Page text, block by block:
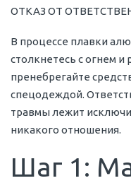
ОТКАЗ ОТ
В процессе плавки
столкнетесь с огнем
пренебрегайте
спецодеждой.
травмы лежит
никакого отношения.
Шаг 1: